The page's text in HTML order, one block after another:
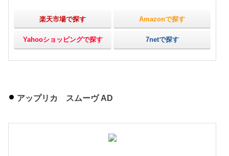
楽天市場で探す Amazonで探す
Yahooショッピングで探す 7netで探す
アップリカ スムーヴ AD